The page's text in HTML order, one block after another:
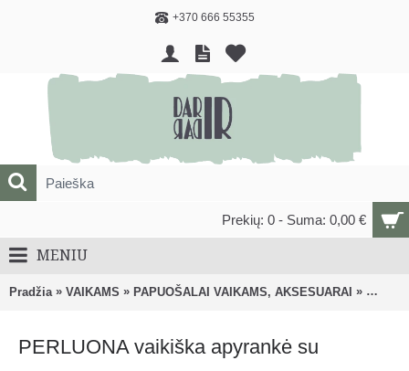
+370 666 55355
Prekių: 0 - Suma: 0,00 €
MENIU
Pradžia » VAIKAMS » PAPUOŠALAI VAIKAMS, AKSESUARAI »
PERLUONA vaikiška apyrankė su